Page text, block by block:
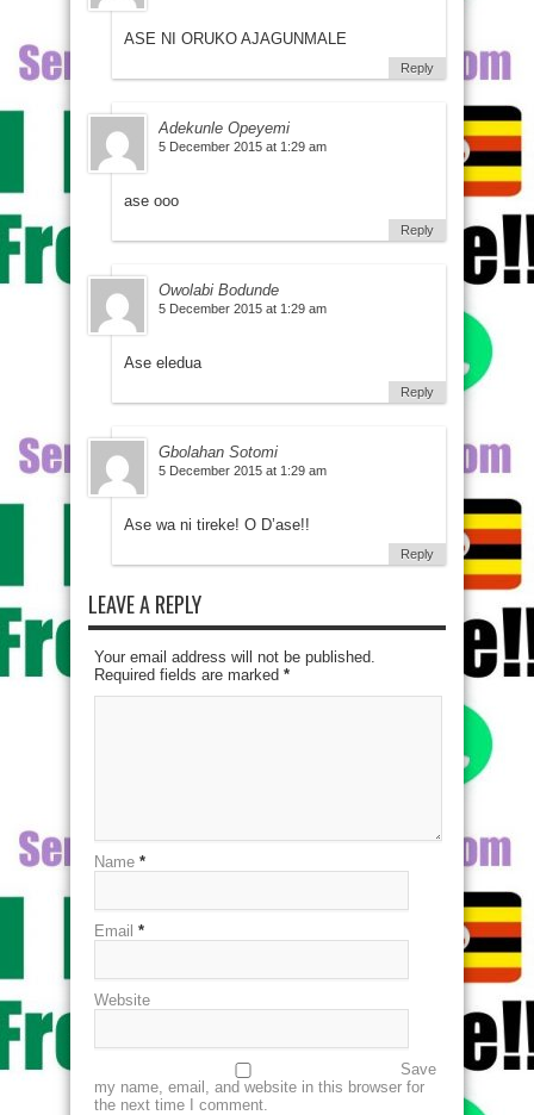
ASE NI ORUKO AJAGUNMALE
Reply
Adekunle Opeyemi
5 December 2015 at 1:29 am
ase ooo
Reply
Owolabi Bodunde
5 December 2015 at 1:29 am
Ase eledua
Reply
Gbolahan Sotomi
5 December 2015 at 1:29 am
Ase wa ni tireke! O D’ase!!
Reply
LEAVE A REPLY
Your email address will not be published.
Required fields are marked *
Name *
Email *
Website
Save
my name, email, and website in this browser for
the next time I comment.